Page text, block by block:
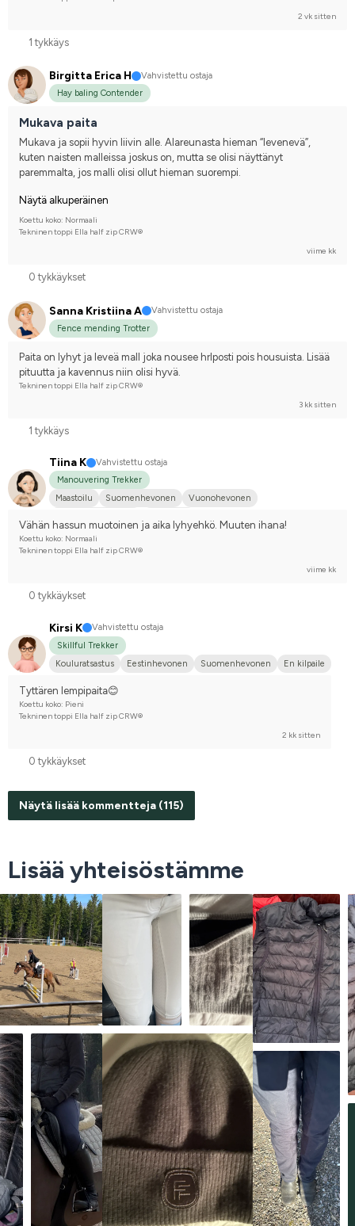
2 vk sitten
1 tykkäys
Birgitta Erica H
Vahvistettu ostaja
Hay baling Contender
Mukava paita
Mukava ja sopii hyvin liivin alle. Alareunasta hieman “levenevä”,
kuten naisten malleissa joskus on, mutta se olisi näyttänyt
paremmalta, jos malli olisi ollut hieman suorempi.
Näytä alkuperäinen
Koettu koko: Normaali
Tekninen toppi Ella half zip CRW®
viime kk
0 tykkäykset
Sanna Kristiina A
Vahvistettu ostaja
Fence mending Trotter
Paita on lyhyt ja leveä mall joka nousee hrlposti pois housuista. Lisää
pituutta ja kavennus niin olisi hyvä.
Tekninen toppi Ella half zip CRW®
3 kk sitten
1 tykkäys
Tiina K
Vahvistettu ostaja
Manouvering Trekker
Maastoilu
Suomenhevonen
Vuonohevonen
Vähän hassun muotoinen ja aika lyhyehkö. Muuten ihana!
Koettu koko: Normaali
Tekninen toppi Ella half zip CRW®
viime kk
0 tykkäykset
Kirsi K
Vahvistettu ostaja
Skillful Trekker
Kouluratsastus
Eestinhevonen Suomenhevonen En kilpaile
Tyttären lempipaita😊
Koettu koko: Pieni
Tekninen toppi Ella half zip CRW®
2 kk sitten
0 tykkäykset
Näytä lisää kommentteja (115)
Lisää yhteisöstämme